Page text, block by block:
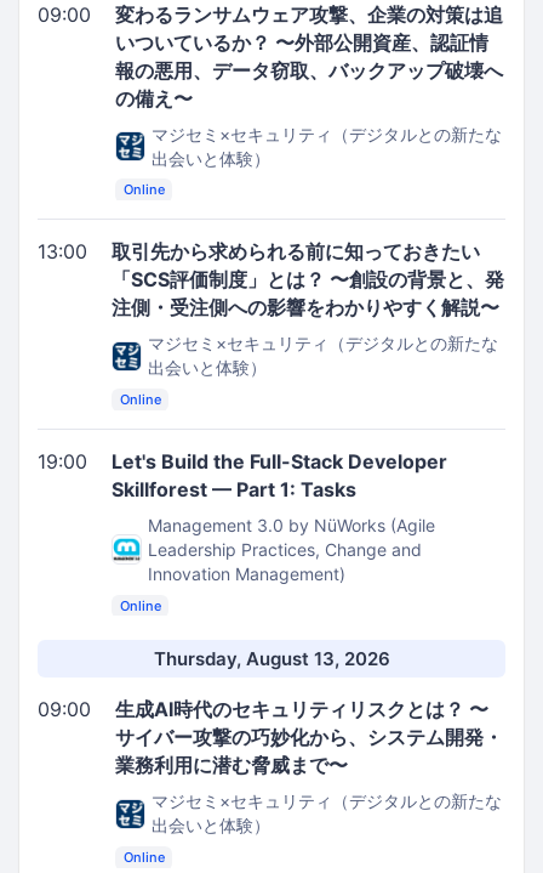
09:00
変わるランサムウェア攻撃、企業の対策は追
いついているか？ 〜外部公開資産、認証情
報の悪用、データ窃取、バックアップ破壊へ
の備え〜
マジセミ×セキュリティ（デジタルとの新たな
出会いと体験）
Online
13:00
取引先から求められる前に知っておきたい
「SCS評価制度」とは？ 〜創設の背景と、発
注側・受注側への影響をわかりやすく解説〜
マジセミ×セキュリティ（デジタルとの新たな
出会いと体験）
Online
19:00
Let's Build the Full-Stack Developer
Skillforest — Part 1: Tasks
Management 3.0 by NüWorks (Agile
Leadership Practices, Change and
Innovation Management)
Online
Thursday, August 13, 2026
09:00
生成AI時代のセキュリティリスクとは？ 〜
サイバー攻撃の巧妙化から、システム開発・
業務利用に潜む脅威まで〜
マジセミ×セキュリティ（デジタルとの新たな
出会いと体験）
Online